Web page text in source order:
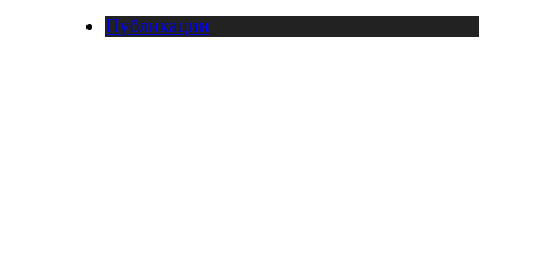
Публикации